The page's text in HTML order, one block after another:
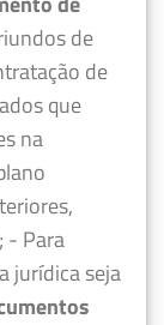
de
de
que
na
- Para
jurídica seja